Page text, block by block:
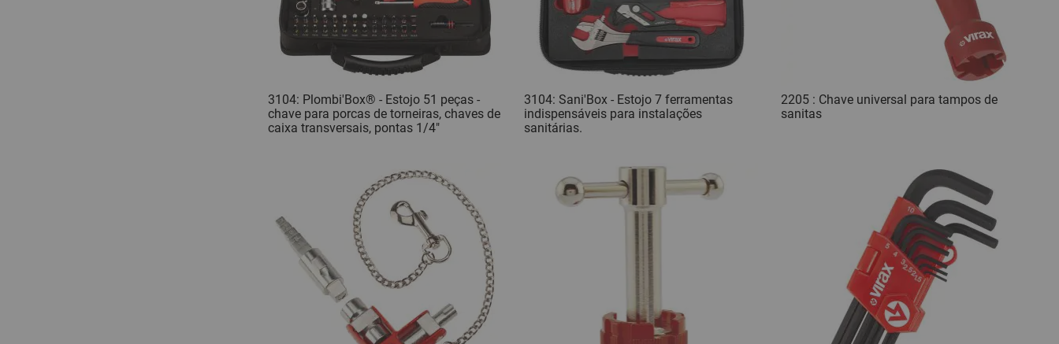
3104: Plombi'Box® - Estojo 51 peças -
chave para porcas de torneiras, chaves de
caixa transversais, pontas 1/4"
3104: Sani'Box - Estojo 7 ferramentas
indispensáveis para instalações
sanitárias.
2205 : Chave universal para tampos de
sanitas